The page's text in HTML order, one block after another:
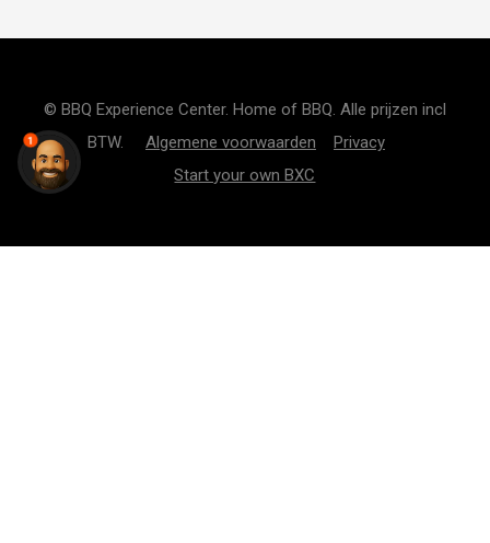
© BBQ Experience Center. Home of BBQ. Alle prijzen incl
BTW. Algemene voorwaarden
Privacy
Start your own BXC
1